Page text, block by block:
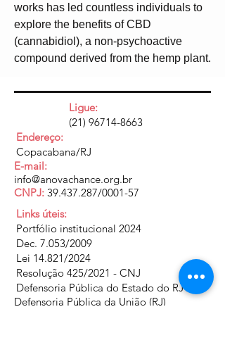
works has led countless individuals to
explore the benefits of CBD
(cannabidiol), a non-psychoactive
compound derived from the hemp plant.
Ligue:
(21) 96714-8663
Endereço:
Copacabana/RJ
E-mail:
info@anovachance.org.br
CNPJ: 39.437.287/0001-57
Links úteis:
Portfólio institucional 2024
Dec. 7.053/2009
Lei 14.821/2024
Resolução 425/2021 - CNJ
Defensoria Pública do Estado do RJ
Defensoria Pública da União (RJ)